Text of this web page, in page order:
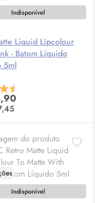
Indisponível
Liquid Lipcolour
- Batom Líquido
5ml
Indisponível